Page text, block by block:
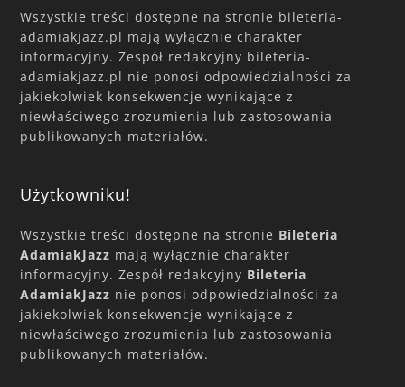
Wszystkie treści dostępne na stronie bileteria-
adamiakjazz.pl mają wyłącznie charakter
informacyjny. Zespół redakcyjny bileteria-
adamiakjazz.pl nie ponosi odpowiedzialności za
jakiekolwiek konsekwencje wynikające z
niewłaściwego zrozumienia lub zastosowania
publikowanych materiałów.
Użytkowniku!
Wszystkie treści dostępne na stronie Bileteria
AdamiakJazz mają wyłącznie charakter
informacyjny. Zespół redakcyjny Bileteria
AdamiakJazz nie ponosi odpowiedzialności za
jakiekolwiek konsekwencje wynikające z
niewłaściwego zrozumienia lub zastosowania
publikowanych materiałów.